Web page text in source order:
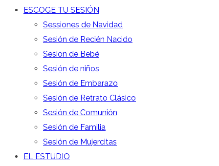
ESCOGE TU SESIÓN
Sessiones de Navidad
Sesión de Recién Nacido
Sesion de Bebé
Sesión de niños
Sesión de Embarazo
Sesión de Retrato Clásico
Sesión de Comunión
Sesión de Familia
Sesión de Mujercitas
EL ESTUDIO